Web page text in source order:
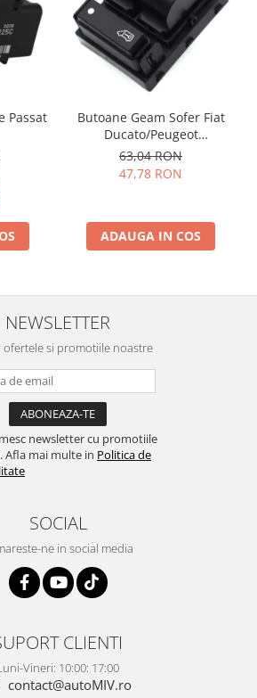
Passat
Butoane Geam Sofer Fiat
Ducato/Peugeot
Boxer/Citroen Jumper
63,04 RON
47,78 RON
ADAUGA IN COS
NEWSLETTER
ofertele si promotiile noastre
newsletter cu promotiile
Afla mai multe in Politica de
SOCIAL
ne in social media
CLIENTI
Vineri: 10:00: 17:00
contact@autoMIV.ro